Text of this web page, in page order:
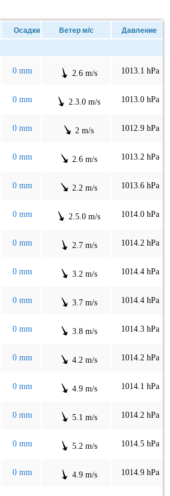
Осадки Ветер м/с Давление
0 mm 2.6 m/s 1013.1 hPa
0 mm 2.3.0 m/s 1013.0 hPa
0 mm 2 m/s 1012.9 hPa
0 mm 2.6 m/s 1013.2 hPa
0 mm 2.2 m/s 1013.6 hPa
0 mm 2.5.0 m/s 1014.0 hPa
0 mm 2.7 m/s 1014.2 hPa
0 mm 3.2 m/s 1014.4 hPa
0 mm 3.7 m/s 1014.4 hPa
0 mm 3.8 m/s 1014.3 hPa
0 mm 4.2 m/s 1014.2 hPa
0 mm 4.9 m/s 1014.1 hPa
0 mm 5.1 m/s 1014.2 hPa
0 mm 5.2 m/s 1014.5 hPa
0 mm 4.9 m/s 1014.9 hPa